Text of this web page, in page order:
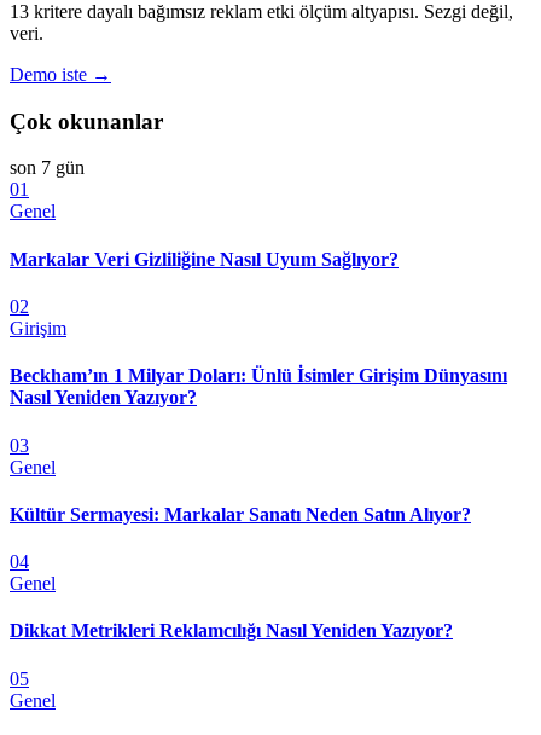
13 kritere dayalı bağımsız reklam etki ölçüm altyapısı. Sezgi değil,
veri.
Demo iste →
Çok okunanlar
son 7 gün
01
Genel
Markalar Veri Gizliliğine Nasıl Uyum Sağlıyor?
02
Girişim
Beckham’ın 1 Milyar Doları: Ünlü İsimler Girişim Dünyasını
Nasıl Yeniden Yazıyor?
03
Genel
Kültür Sermayesi: Markalar Sanatı Neden Satın Alıyor?
04
Genel
Dikkat Metrikleri Reklamcılığı Nasıl Yeniden Yazıyor?
05
Genel